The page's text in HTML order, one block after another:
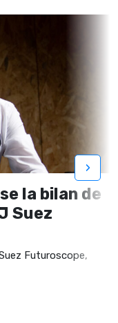
la bilan de
Suez
Futuroscope,
›